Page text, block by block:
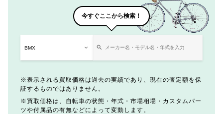
今すぐここから検索！
表示される買取価格は過去の実績であり、現在の査定額を保
証するものではありません。
買取価格は、自転車の状態・年式・市場相場・カスタムパー
ツや付属品の有無などによって変動します。